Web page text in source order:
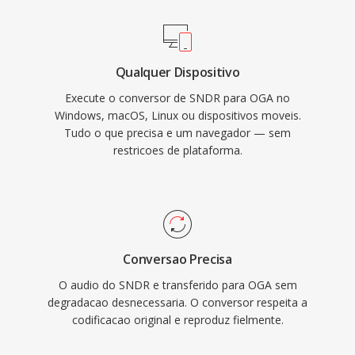
licenciamento de patentes que afetam
formatos proprietários. O formato suporta
metadados de comentarios Vorbis para
etiquetar artista, álbum é informações de faixa
de forma padronizada. O OGA é reproduzido
nativamente no Firefox, navegadores
escolha prática para distribuição de áudio na
web é fluxos de trabalho de arquivamento.
Qualquer Dispositivo
Execute o conversor de SNDR para OGA no
Windows, macOS, Linux ou dispositivos moveis.
Tudo o que precisa e um navegador — sem
restricoes de plataforma.
Conversao Precisa
O audio do SNDR e transferido para OGA sem
degradacao desnecessaria. O conversor respeita a
codificacao original e reproduz fielmente.